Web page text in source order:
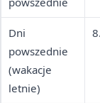
Dni
powszednie
(wakacje
letnie)